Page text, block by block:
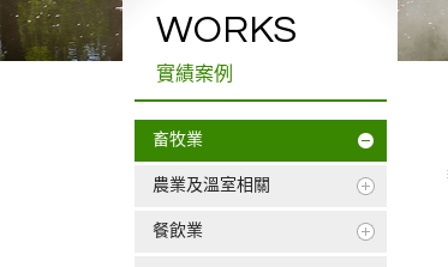
WORKS
實績案例
畜牧業
農業及溫室相關
餐飲業